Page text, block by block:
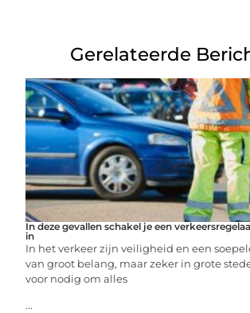
Gerelateerde
In deze gevallen schakel je een
in
In het verkeer zijn veiligheid en een
van groot belang, maar zeker in grote
voor nodig om alles
...